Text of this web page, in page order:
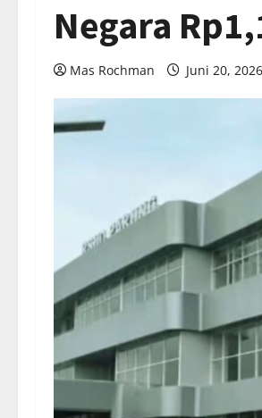
Negara
Mas Rochman Juni 20, 2026